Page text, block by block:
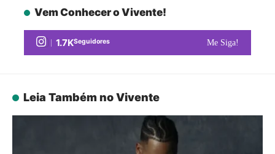
Vem Conhecer o Vivente!
1.7KSeguidores Me Siga!
Leia Também no Vivente